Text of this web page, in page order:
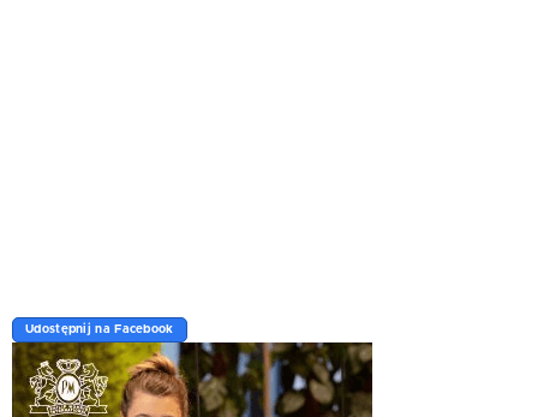
Udostępnij na Facebook